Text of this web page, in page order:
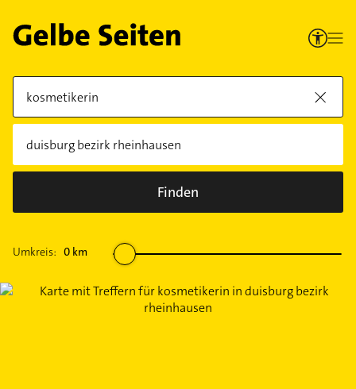
Finden
Umkreis: 0 km